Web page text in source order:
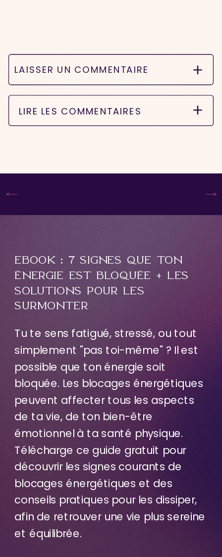
LAISSER UN COMMENTAIRE
LIRE LES COMMENTAIRES
Tu te sens fatigué, stressé, ou tout
simplement "pas toi-même" ? Il est
possible que ton énergie soit
bloquée. Les blocages énergétiques
peuvent affecter tous les aspects
de ta vie, de ton bien-être
émotionnel à ta santé physique.
Télécharge ce guide gratuit pour
découvrir les signes courants de
blocages énergétiques et des
conseils pratiques pour les dissiper,
afin de retrouver une vie plus sereine
et équilibrée.
EBOOK : 7 SIGNES QUE TON
ÉNERGIE EST BLOQUÉE + LES
SOLUTIONS POUR LES
SURMONTER